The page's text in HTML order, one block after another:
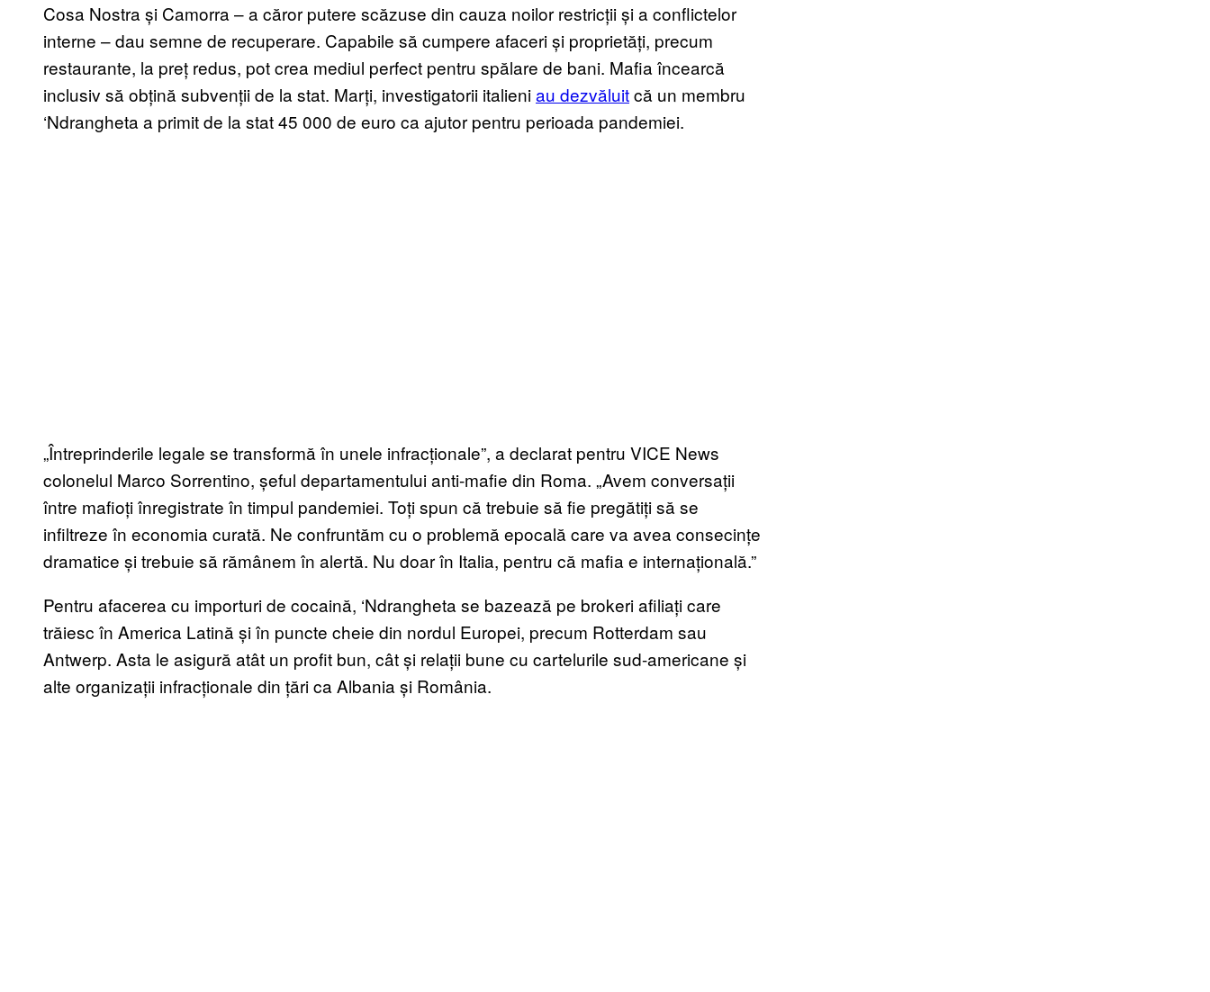
Cosa Nostra și Camorra – a căror putere scăzuse din cauza noilor restricții și a conflictelor
interne – dau semne de recuperare. Capabile să cumpere afaceri și proprietăți, precum
restaurante, la preț redus, pot crea mediul perfect pentru spălare de bani. Mafia încearcă
inclusiv să obțină subvenții de la stat. Marți, investigatorii italieniau dezvăluitcă un membru
‘Ndrangheta a primit de la stat 45 000 de euro ca ajutor pentru perioada pandemiei.
„Întreprinderile legale se transformă în unele infracționale”, a declarat pentru VICE News
colonelul Marco Sorrentino, șeful departamentului anti-mafie din Roma. „Avem conversații
între mafioți înregistrate în timpul pandemiei. Toți spun că trebuie să fie pregătiți să se
infiltreze în economia curată. Ne confruntăm cu o problemă epocală care va avea consecințe
dramatice și trebuie să rămânem în alertă. Nu doar în Italia, pentru că mafia e internațională.”
Pentru afacerea cu importuri de cocaină, ‘Ndrangheta se bazează pe brokeri afiliați care
trăiesc în America Latină și în puncte cheie din nordul Europei, precum Rotterdam sau
Antwerp. Asta le asigură atât un profit bun, cât și relații bune cu cartelurile sud-americane și
alte organizații infracționale din țări ca Albania și România.